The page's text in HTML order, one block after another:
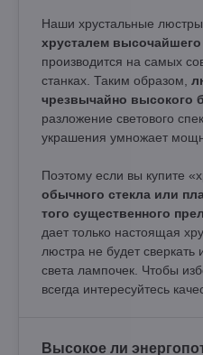
Наши хрустальные
хрусталем высочайшего
производится на самых
станках. Таким образом,
чрезвычайно высокого
разложение светового
украшения умножает
Поэтому если вы купите
обычного стекла или
того существенного
дает только настоящая
люстра не будет сверкать
света лампочек. Чтобы
всегда интересуйтесь
Высокое ли